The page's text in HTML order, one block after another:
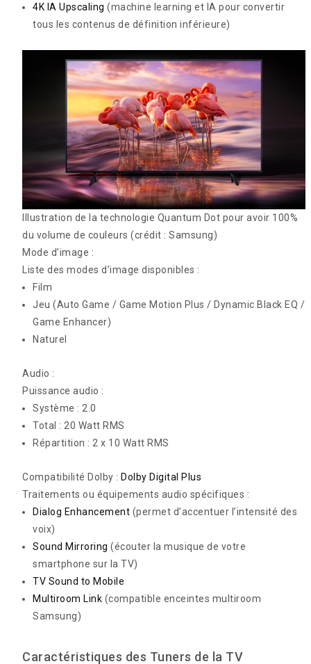
4K IA Upscaling (machine learning et IA pour convertir
tous les contenus de définition inférieure)
Illustration de la technologie Quantum Dot pour avoir 100%
du volume de couleurs(crédit : Samsung)
Mode d’image :
Liste des modes d’image disponibles :
Film
Jeu (Auto Game / Game Motion Plus / Dynamic Black EQ /
Game Enhancer)
Naturel
Audio :
Puissance audio :
Système : 2.0
Total : 20 Watt RMS
Répartition : 2 x 10 Watt RMS
Compatibilité Dolby : Dolby Digital Plus
Traitements ou équipements audio spécifiques :
Dialog Enhancement (permet d’accentuer l’intensité des
voix)
Sound Mirroring (écouter la musique de votre
smartphone sur la TV)
TV Sound to Mobile
Multiroom Link (compatible enceintes multiroom
Samsung)
Caractéristiques des Tuners de la TV